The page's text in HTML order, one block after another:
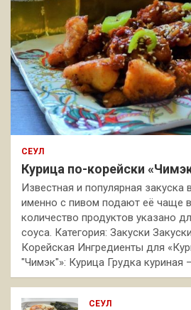
СЕУЛ
Курица по-корейски
Известная и популярная закуска
именно с пивом подают её чаще
количество продуктов указано
соуса. Категория: Закуски
Корейская Ингредиенты для
"Чимэк"»: Курица Грудка куриная
СЕУЛ